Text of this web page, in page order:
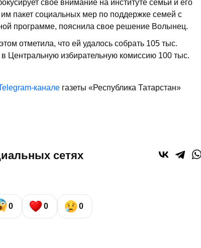
свое внимание на институте семьи и его
пакет социальных мер по поддержке семей с
программе, пояснила свое решение Волынец.
отметила, что ей удалось собрать 105 тыс.
Центральную избирательную комиссию 100 тыс.
канале газеты «Республика Татарстан»
сетях
0 0 0